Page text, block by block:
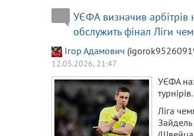
УЄФА визначив арбітрів
обслужить фінал Ліги
Ігор Адамович
12.05.2026, 21:47
УЄФА
турнірів.
Ліга